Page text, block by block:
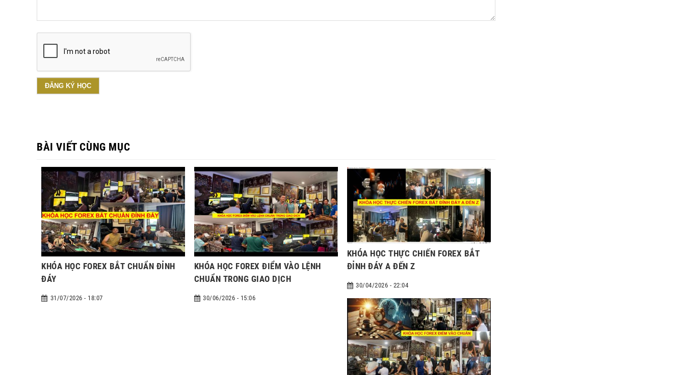
BÀI VIẾT CÙNG MỤC
KHÓA HỌC FOREX BẮT CHUẨN ĐỈNH
ĐÁY
31/07/2026 - 18:07
KHÓA HỌC FOREX ĐIỂM VÀO LỆNH
CHUẨN TRONG GIAO DỊCH
30/06/2026 - 15:06
KHÓA HỌC THỰC CHIẾN FOREX BẮT
ĐỈNH ĐÁY A ĐẾN Z
30/04/2026 - 22:04